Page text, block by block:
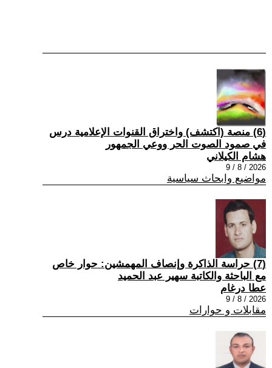
(6) منصة (اكتشف) واختراق القنوات الإعلامية درس
في صمود الصوت الحر ووعي الجمهور
هشام الكيلاني
2026 / 8 / 9
مواضيع وابحاث سياسية
(7) حراسة الذاكرة وإنصاف المهمشين: حوار خاص
مع الباحثة والكاتبة سهير عبد الحميد
عطا درغام
2026 / 8 / 9
مقابلات و حوارات